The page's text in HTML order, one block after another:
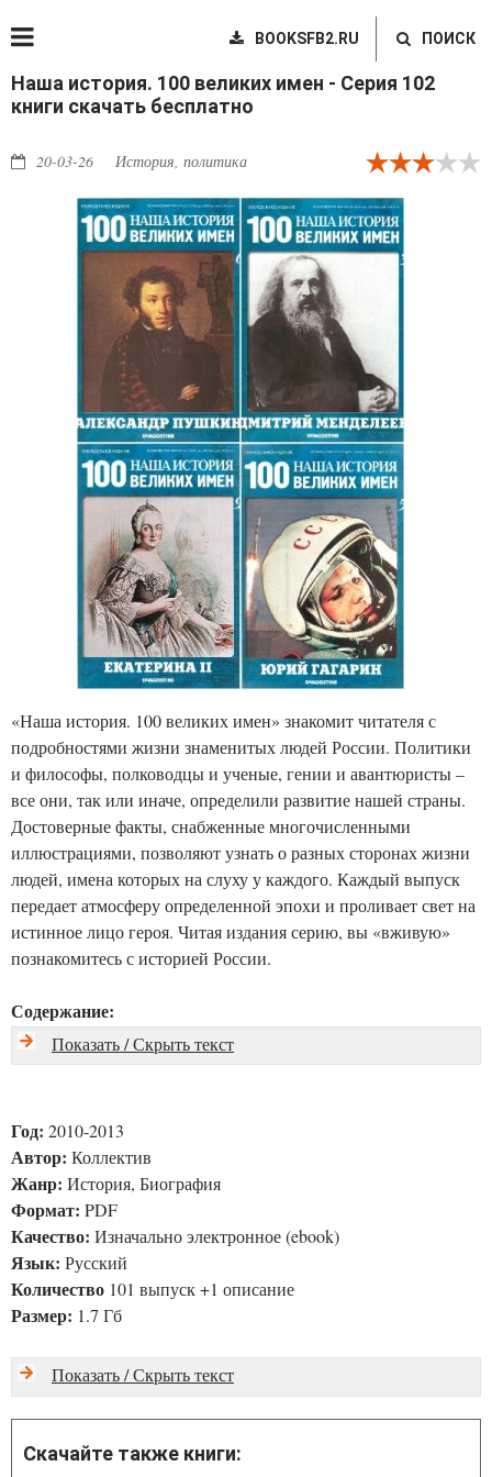
BOOKSFB2.RU ПОИСК
Наша история. 100 великих имен - Серия 102
книги скачать бесплатно
20-03-26 История, политика
«Наша история. 100 великих имен» знакомит читателя с
подробностями жизни знаменитых людей России. Политики
и философы, полководцы и ученые, гении и авантюристы –
все они, так или иначе, определили развитие нашей страны.
Достоверные факты, снабженные многочисленными
иллюстрациями, позволяют узнать о разных сторонах жизни
людей, имена которых на слуху у каждого. Каждый выпуск
передает атмосферу определенной эпохи и проливает свет на
истинное лицо героя. Читая издания серию, вы «вживую»
познакомитесь с историей России.
Содержание:
Показать / Скрыть текст
Год: 2010-2013
Автор: Коллектив
Жанр: История, Биография
Формат: PDF
Качество: Изначально электронное (ebook)
Язык: Русский
Количество 101 выпуск +1 описание
Размер: 1.7 Гб
Показать / Скрыть текст
Скачайте также книги: